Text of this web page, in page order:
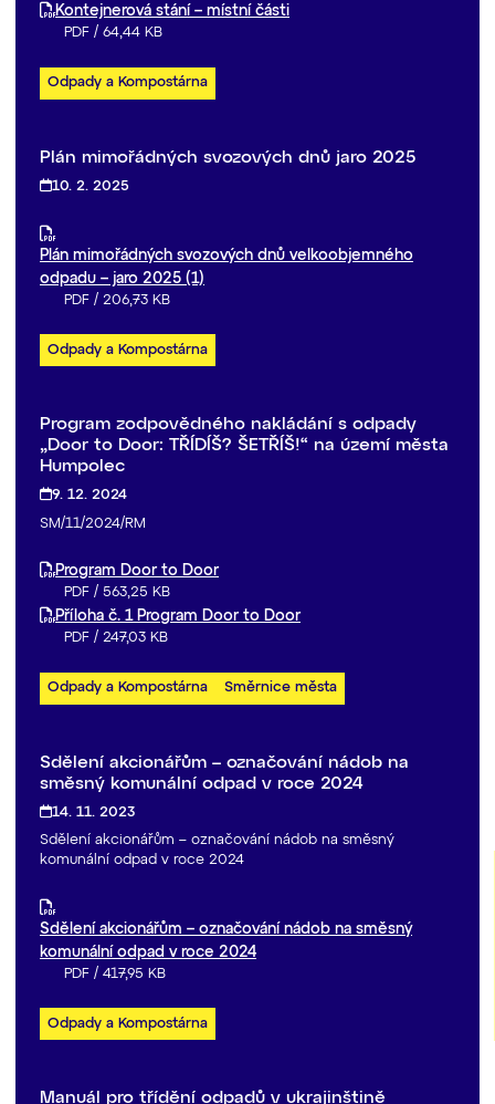
Kontejnerová stání – místní části
PDF / 64,44 KB
Odpady a Kompostárna
Plán mimořádných svozových dnů jaro 2025
10. 2. 2025
Plán mimořádných svozových dnů velkoobjemného
odpadu – jaro 2025 (1)
PDF / 206,73 KB
Odpady a Kompostárna
Program zodpovědného nakládání s odpady
„Door to Door: TŘÍDÍŠ? ŠETŘÍŠ!“ na území města
Humpolec
9. 12. 2024
SM/11/2024/RM
Program Door to Door
PDF / 563,25 KB
Příloha č. 1 Program Door to Door
PDF / 247,03 KB
Odpady a Kompostárna Směrnice města
Sdělení akcionářům – označování nádob na
směsný komunální odpad v roce 2024
14. 11. 2023
Sdělení akcionářům – označování nádob na směsný
komunální odpad v roce 2024
Sdělení akcionářům – označování nádob na směsný
komunální odpad v roce 2024
PDF / 417,95 KB
Odpady a Kompostárna
Manuál pro třídění odpadů v ukrajinštině